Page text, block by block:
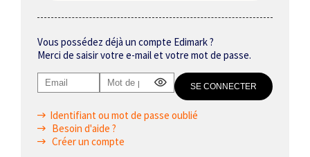
Vous possédez déjà un compte Edimark ?
Merci de saisir votre e-mail et votre mot de passe.
Identifiant ou mot de passe oublié
Besoin d'aide ?
Créer un compte